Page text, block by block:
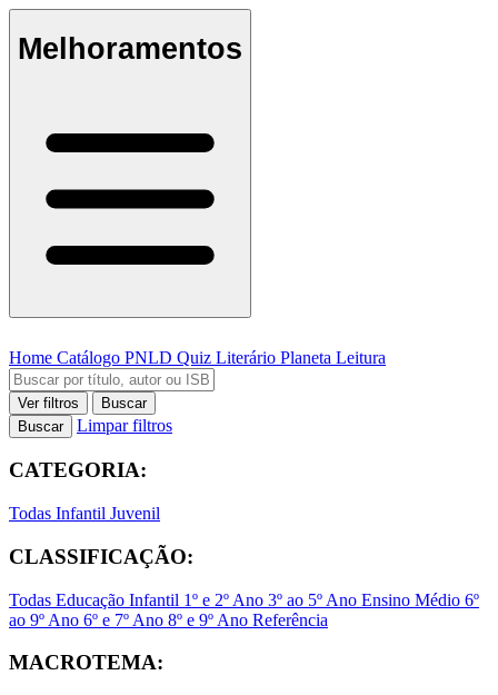
Melhoramentos
Home Catálogo PNLD Quiz Literário Planeta Leitura
Ver filtros
Buscar
Buscar
Limpar filtros
CATEGORIA:
Todas Infantil Juvenil
CLASSIFICAÇÃO:
Todas Educação Infantil 1º e 2º Ano 3º ao 5º Ano Ensino Médio 6º
ao 9º Ano 6º e 7º Ano 8º e 9º Ano Referência
MACROTEMA: